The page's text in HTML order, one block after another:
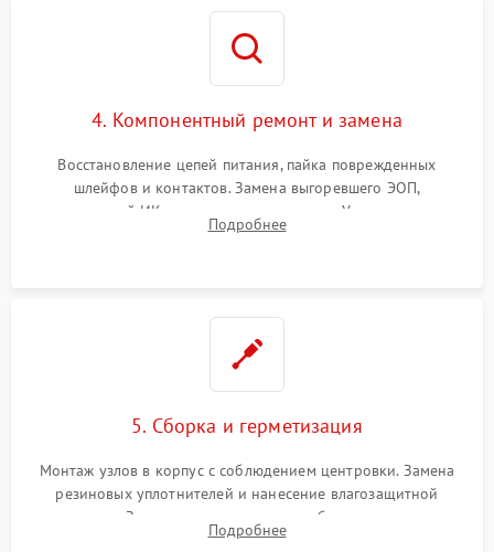
4. Компонентный ремонт и замена
Восстановление цепей питания, пайка поврежденных
шлейфов и контактов. Замена выгоревшего ЭОП,
неисправной ИК-подсветки или матрицы. Ультразвуковая
очистка плат и удаление загрязнений с линз объектива и
Подробнее
5. Сборка и герметизация
Монтаж узлов в корпус с соблюдением центровки. Замена
резиновых уплотнителей и нанесение влагозащитной
смазки. Заполнение внутреннего объема прицела
осушенным азотом для предотвращения запотевания оптики
Подробнее